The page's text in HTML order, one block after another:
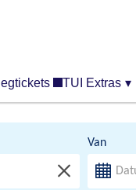
TUI Extras ▾
Van